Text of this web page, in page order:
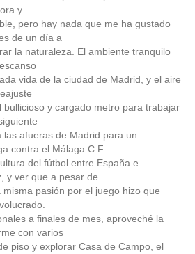
y
pero hay nada que me ha gustado
de un día a
la naturaleza. El ambiente tranquilo
vida de la ciudad de Madrid, y el aire
bullicioso y cargado metro para trabajar
las afueras de Madrid para un
contra el Málaga C.F.
del fútbol entre España e
y ver que a pesar de
pasión por el juego hizo que
a finales de mes, aproveché la
con varios
piso y explorar Casa de Campo, el